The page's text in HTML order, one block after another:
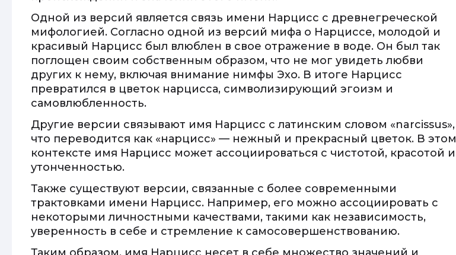
Одной из версий является связь имени Нарцисс с древнегреческой
мифологией. Согласно одной из версий мифа о Нарциссе, молодой и
красивый Нарцисс был влюблен в свое отражение в воде. Он был так
поглощен своим собственным образом, что не мог увидеть любви
других к нему, включая внимание нимфы Эхо. В итоге Нарцисс
превратился в цветок нарцисса, символизирующий эгоизм и
самовлюбленность.
Другие версии связывают имя Нарцисс с латинским словом «narcissus»,
что переводится как «нарцисс» — нежный и прекрасный цветок. В этом
контексте имя Нарцисс может ассоциироваться с чистотой, красотой и
утонченностью.
Также существуют версии, связанные с более современными
трактовками имени Нарцисс. Например, его можно ассоциировать с
некоторыми личностными качествами, такими как независимость,
уверенность в себе и стремление к самосовершенствованию.